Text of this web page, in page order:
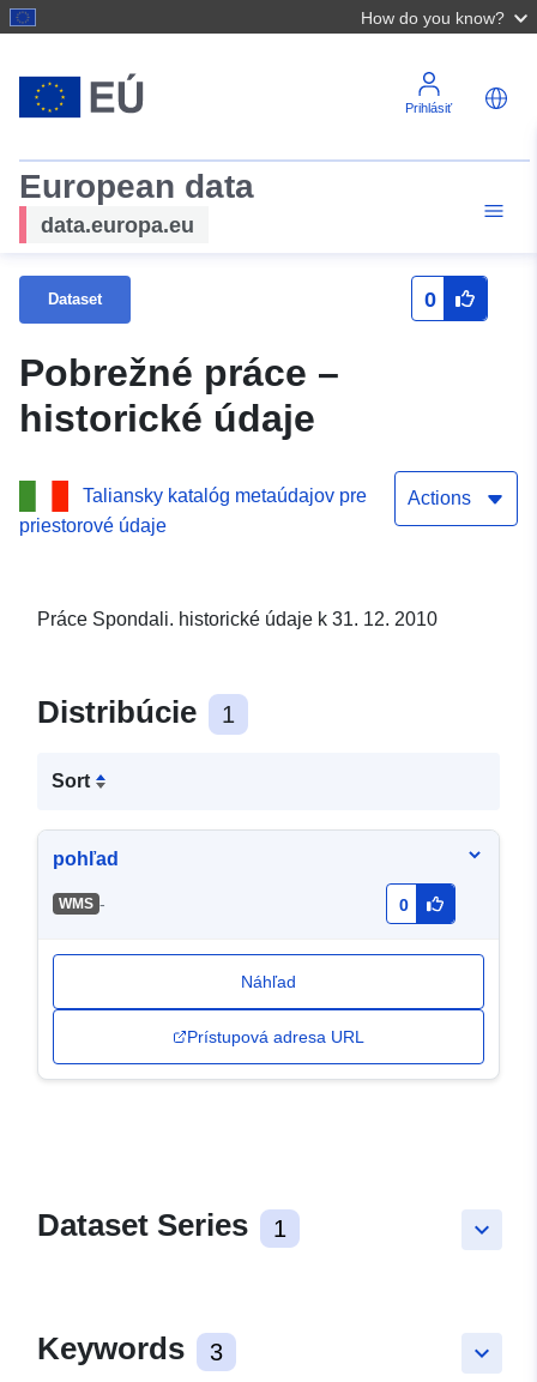
How do you know?
Prihlásiť
European data
data.europa.eu
Dataset 0
Pobrežné práce –
historické údaje
Taliansky katalóg metaúdajov pre
priestorové údaje
Actions
Práce Spondali. historické údaje k 31. 12. 2010
Distribúcie 1
Sort
pohľad
WMS - 0
Náhľad
Prístupová adresa URL
keyboard_arrow_down
Dataset Series 1
keyboard_arrow_down
Keywords 3